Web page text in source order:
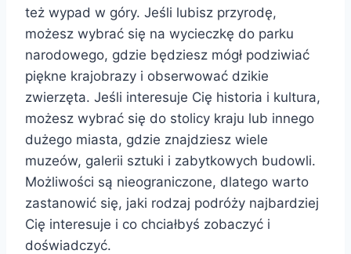
też wypad w góry. Jeśli lubisz przyrodę,
możesz wybrać się na wycieczkę do parku
narodowego, gdzie będziesz mógł podziwiać
piękne krajobrazy i obserwować dzikie
zwierzęta. Jeśli interesuje Cię historia i kultura,
możesz wybrać się do stolicy kraju lub innego
dużego miasta, gdzie znajdziesz wiele
muzeów, galerii sztuki i zabytkowych budowli.
Możliwości są nieograniczone, dlatego warto
zastanowić się, jaki rodzaj podróży najbardziej
Cię interesuje i co chciałbyś zobaczyć i
doświadczyć.